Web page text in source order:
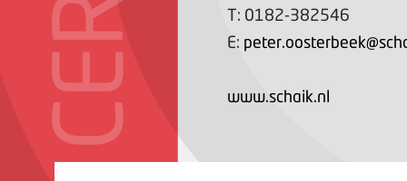
T: 0182-382546
E:
www.schaik.nl